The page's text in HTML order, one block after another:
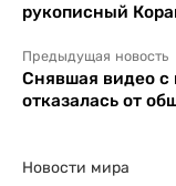
рукописный
Предыдущая новость
Снявшая видео с
отказалась от
Новости мира